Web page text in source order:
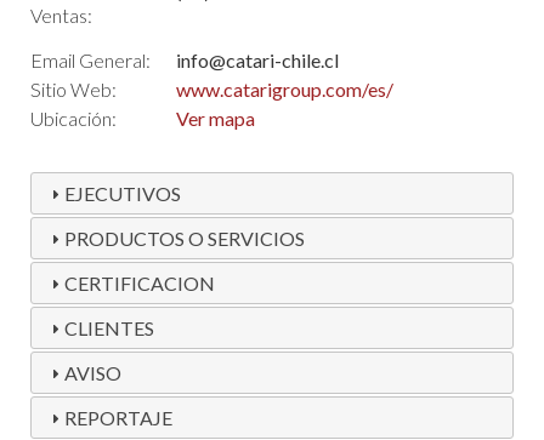
Ventas:
Email General:
info@catari-chile.cl
Sitio Web:
www.catarigroup.com/es/
Ubicación:
Ver mapa
EJECUTIVOS
PRODUCTOS O SERVICIOS
CERTIFICACION
CLIENTES
AVISO
REPORTAJE